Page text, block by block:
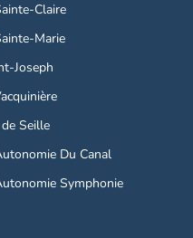
Claire
Marie
Joseph
Seille
Du Canal
Symphonie